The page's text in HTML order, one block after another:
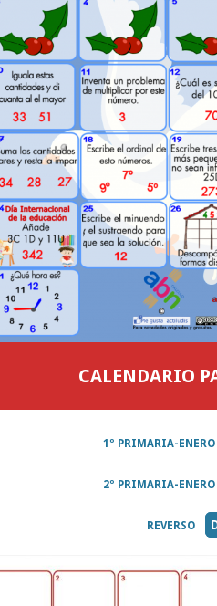
CALENDARIO
1º PRIMARIA-
2º PRIMARIA-
REVERSO